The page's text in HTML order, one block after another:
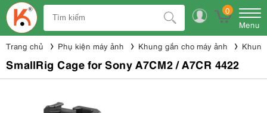
0
Menu
Trang chủ Phụ kiện máy ảnh Khung gắn cho máy ảnh
SmallRig Cage for Sony A7CM2 / A7CR 4422